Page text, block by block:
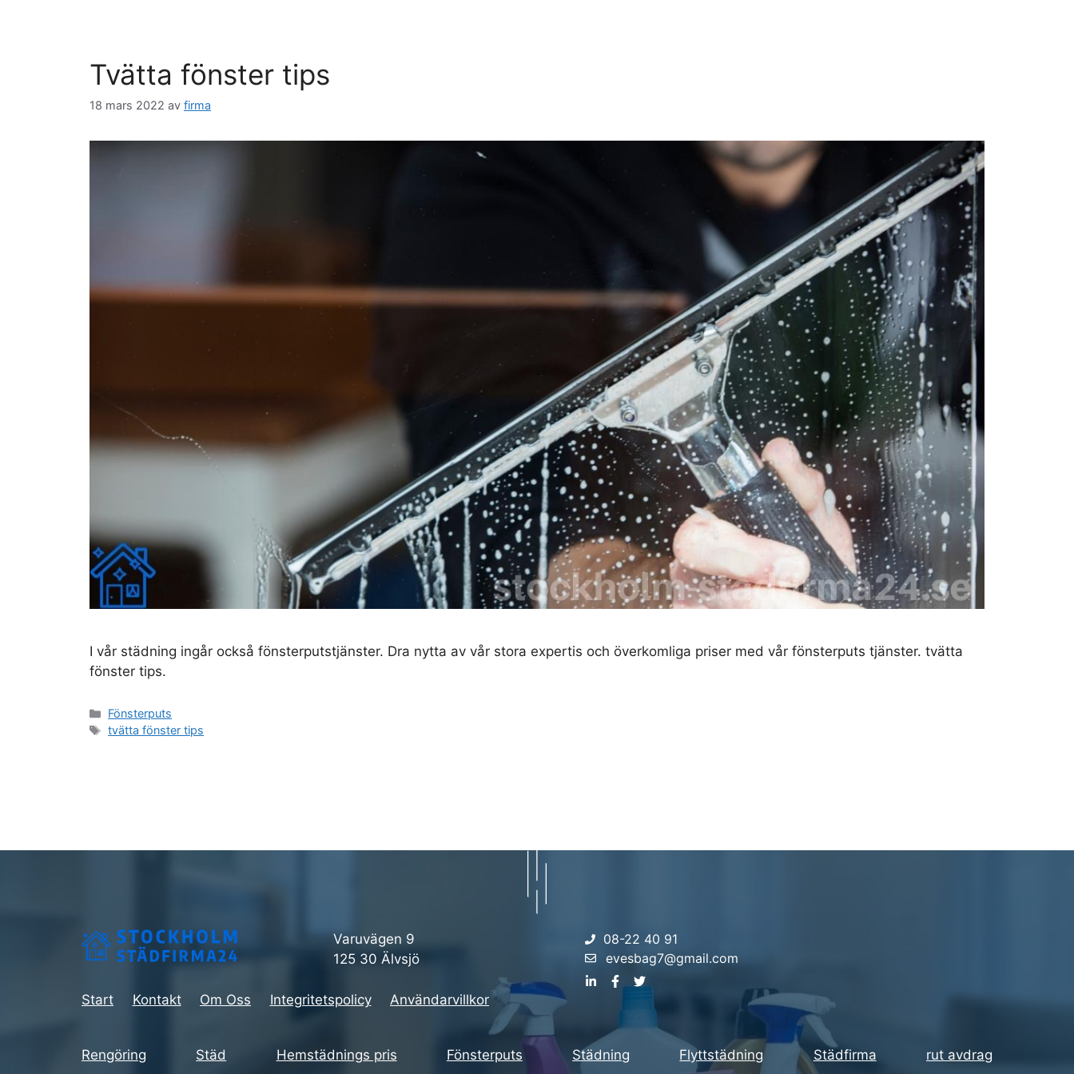
Tvätta fönster tips
18 mars 2022 av firma
I vår städning ingår också fönsterputstjänster. Dra nytta av vår stora expertis och överkomliga priser med vår fönsterputs tjänster. tvätta
fönster tips.
Kategorier
Fönsterputs
Etiketter
tvätta fönster tips
Varuvägen 9
125 30 Älvsjö
08-22 40 91
evesbag7@gmail.com
Start Kontakt Om Oss Integritetspolicy Användarvillkor
Rengöring Städ Hemstädnings pris Fönsterputs Städning Flyttstädning Städfirma rut avdrag